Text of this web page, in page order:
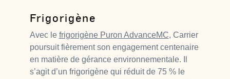
Frigorigène
Avec le frigorigène Puron AdvanceMC, Carrier
poursuit fièrement son engagement centenaire
en matière de gérance environnementale. Il
s’agit d’un frigorigène qui réduit de 75 % le